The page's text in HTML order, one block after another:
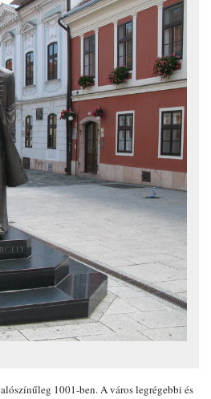
1001-ben. A város legrégebbi és